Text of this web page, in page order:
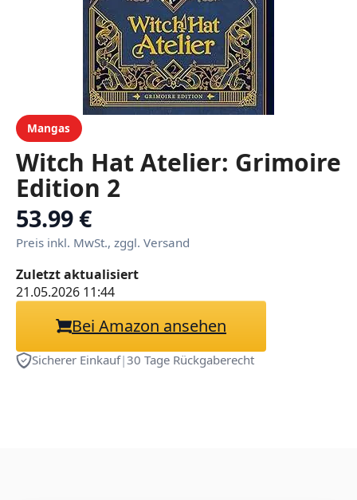
Mangas
Witch Hat Atelier: Grimoire
Edition 2
53.99 €
Preis inkl. MwSt., zggl. Versand
Zuletzt aktualisiert
21.05.2026 11:44
Bei Amazon ansehen
Sicherer Einkauf|30 Tage Rückgaberecht